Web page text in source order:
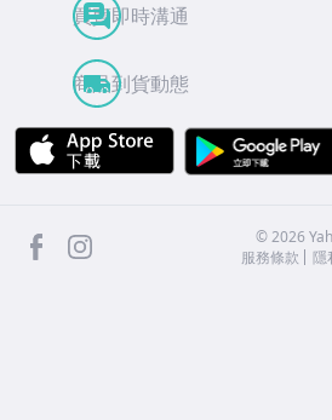
買賣即時溝通
商品到貨動態
APP Store
facebook ©2026
服務條款
隱